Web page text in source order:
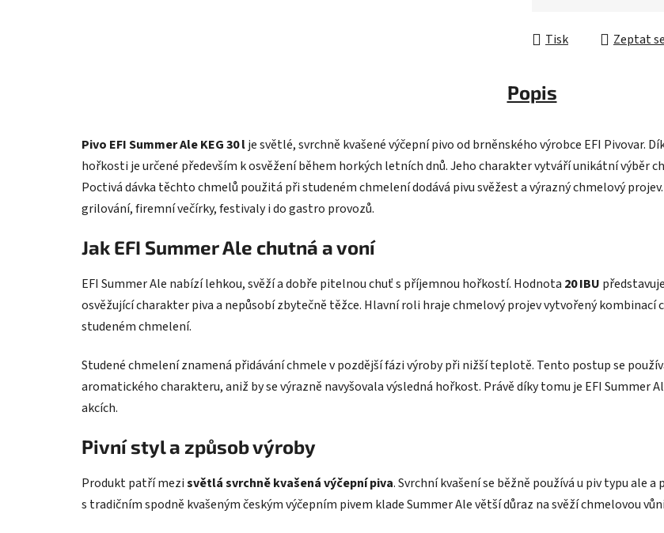
Tisk Zeptat se
Popis
Pivo EFI Summer Ale KEG 30 lje světlé, svrchně kvašené výčepní pivo od brněnského výrobce EFI Pivovar.
hořkosti je určené především k osvěžení během horkých letních dnů. Jeho charakter vytváří unikátní výběr
Poctivá dávka těchto chmelů použitá při studeném chmelení dodává pivu svěžest a výrazný chmelový
grilování, firemní večírky, festivaly i do gastro provozů.
Jak EFI Summer Ale chutná a voní
EFI Summer Ale nabízí lehkou, svěží a dobře pitelnou chuť s příjemnou hořkostí. Hodnota 20 IBU
osvěžující charakter piva a nepůsobí zbytečně těžce. Hlavní roli hraje chmelový projev vytvořený
studeném chmelení.
Studené chmelení znamená přidávání chmele v pozdější fázi výroby při nižší teplotě. Tento postup se
aromatického charakteru, aniž by se výrazně navyšovala výsledná hořkost. Právě díky tomu je EFI Summer
akcích.
Pivní styl a způsob výroby
Produkt patří mezisvětlá svrchně kvašená výčepní piva. Svrchní kvašení se běžně používá u piv typu ale
s tradičním spodně kvašeným českým výčepním pivem klade Summer Ale větší důraz na svěží chmelovou